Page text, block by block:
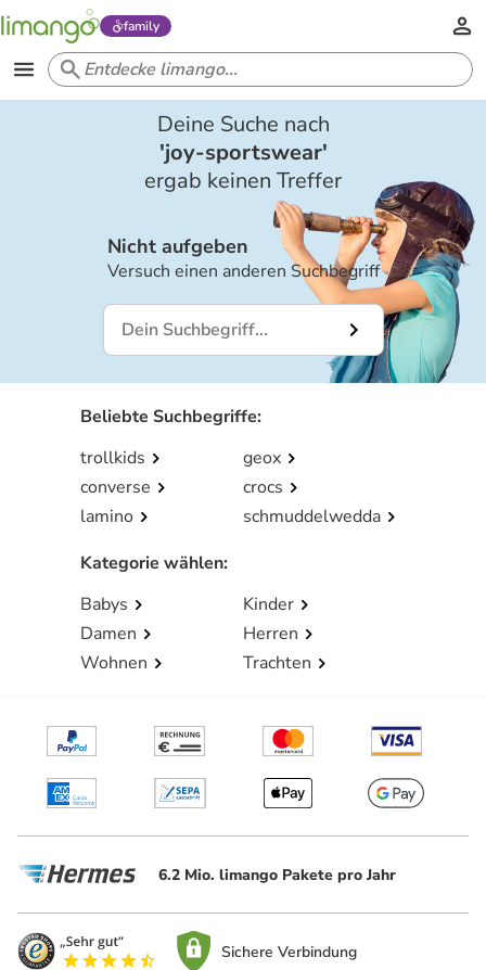
family
Deine Suche nach
'joy-sportswear'
ergab keinen Treffer
Nicht aufgeben
Versuch einen anderen Suchbegriff
Beliebte Suchbegriffe:
trollkids
geox
converse
crocs
lamino
schmuddelwedda
Kategorie wählen:
Babys
Kinder
Damen
Herren
Wohnen
Trachten
6.2 Mio. limango Pakete pro Jahr
Sichere Verbindung